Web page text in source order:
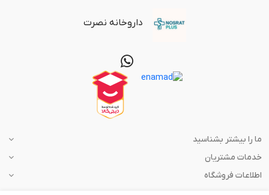
داروخانه نصرت
ما را بیشتر بشناسید
خدمات مشتریان
اطلاعات فروشگاه